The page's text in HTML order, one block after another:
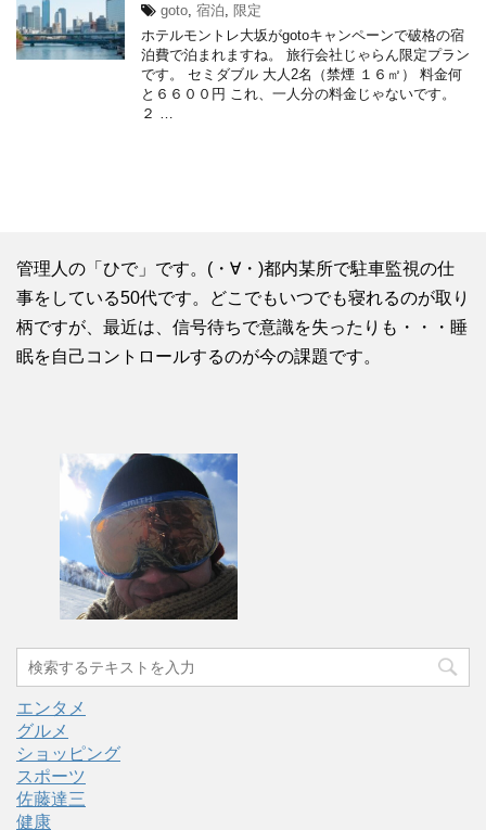
goto 宿泊 限定
ホテルモントレ大坂がgotoキャンペーンで破格の宿
泊費で泊まれますね。 旅行会社じゃらん限定プラン
です。 セミダブル 大人2名（禁煙 １６㎡） 料金何
と６６００円 これ、一人分の料金じゃないです。
２ …
管理人の「ひで」です。(・∀・)都内某所で駐車監視の仕
事をしている50代です。どこでもいつでも寝れるのが取り
柄ですが、最近は、信号待ちで意識を失ったりも・・・睡
眠を自己コントロールするのが今の課題です。
エンタメ
グルメ
ショッピング
スポーツ
佐藤達三
健康